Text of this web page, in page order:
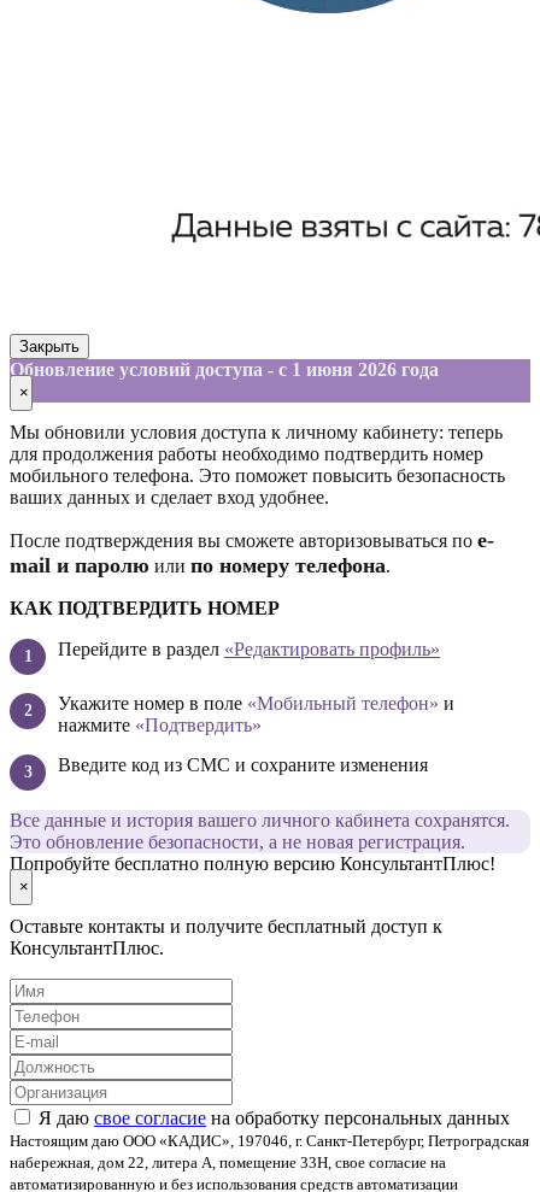
Закрыть
Обновление условий доступа - с 1 июня 2026 года
×
Мы обновили условия доступа к личному кабинету: теперь
для продолжения работы необходимо подтвердить номер
мобильного телефона. Это поможет повысить безопасность
ваших данных и сделает вход удобнее.
После подтверждения вы сможете авторизовываться по е-
mail и паролю или по номеру телефона.
КАК ПОДТВЕРДИТЬ НОМЕР
Перейдите в раздел «Редактировать профиль»
Укажите номер в поле «Мобильный телефон» и
нажмите «Подтвердить»
Введите код из СМС и сохраните изменения
Все данные и история вашего личного кабинета сохранятся.
Это обновление безопасности, а не новая регистрация.
Попробуйте бесплатно полную версию КонсультантПлюс!
×
Оставьте контакты и получите бесплатный доступ к
КонсультантПлюс.
Я даю свое согласие на обработку персональных данных
Настоящим даю ООО «КАДИС», 197046, г. Санкт-Петербург, Петроградская
набережная, дом 22, литера А, помещение 33Н, свое согласие на
автоматизированную и без использования средств автоматизации